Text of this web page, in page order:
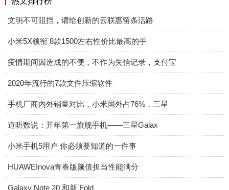
文明不可阻挡，请给创新的云联惠留条活路
小米5X领衔 8款1500左右性价比最高的手
疫情期间因造成的不便，不作为失信记录，支付宝
2020年流行的7款文件压缩软件
手机厂商内外销量对比，小米国外占76%，三星
道听数说：开年第一旗舰手机——三星Galax
小米手机5用户 你必须要知道的一件事
HUAWEInova青春版颜值担当性能满分
Galaxy Note 20 和新 Fold